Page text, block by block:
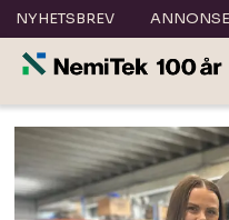
NYHETSBREV
Tag:
ulmo